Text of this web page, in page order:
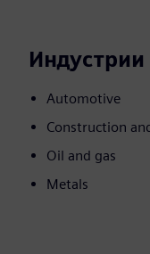
Индустрии
Automotive
Construction
Oil and gas
Metals